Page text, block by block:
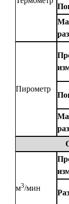
Пирометр
м3/мин